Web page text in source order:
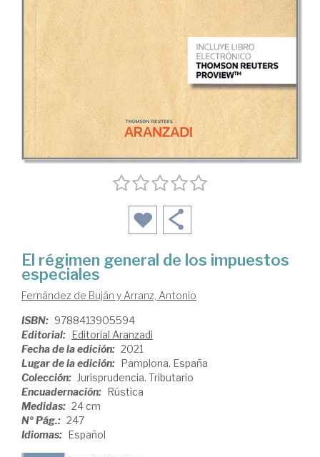
El régimen general de los impuestos
especiales
Fernández de Buján y Arranz, Antonio
ISBN: 9788413905594
Editorial: Editorial Aranzadi
Fecha de la edición: 2021
Lugar de la edición: Pamplona. España
Colección: Jurisprudencia. Tributario
Encuadernación: Rústica
Medidas: 24 cm
Nº Pág.: 247
Idiomas: Español